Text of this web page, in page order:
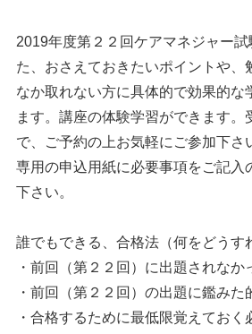
2019年度第２２回ケアマネジャー
た、おさえておきたいポイントや、
なか取れない方に具体的で効果的な
ます。講座の体験学習ができます。
で、ご予約の上お気軽にご参加下さ
専用の申込用紙に必要事項をご記入
下さい。
誰でもできる、合格法（何をどうす
・前回（第２２回）に出題されなか
・前回（第２２回）の出題に鑑みた
・合格するために最低限覚えておく